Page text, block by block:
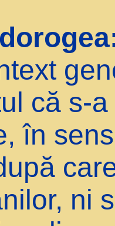
că s-
în
ni